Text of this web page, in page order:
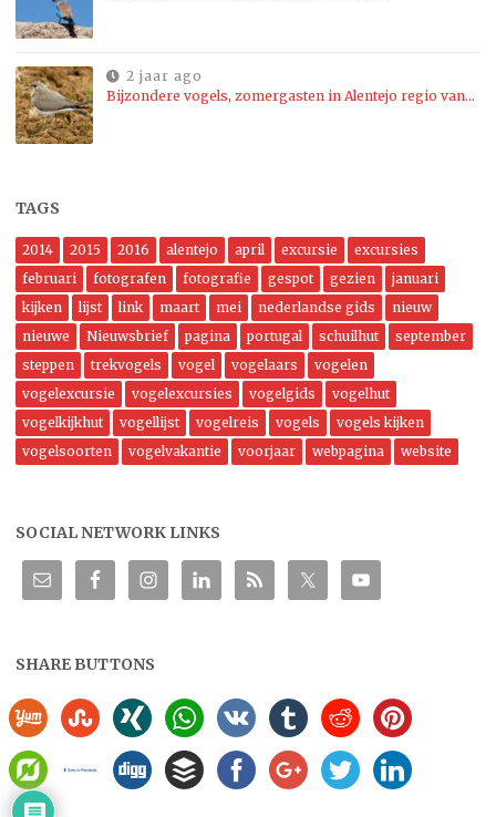
2 jaar ago
Bijzondere vogels, zomergasten in Alentejo regio van…
TAGS
2014 2015 2016 alentejo april excursie
excursies
februari
fotografen fotografie gespot gezien
januari
kijken
lijst link maart mei nederlandse gids
nieuw
nieuwe
Nieuwsbrief pagina portugal schuilhut
september
steppen
trekvogels vogel vogelaars
vogelen
vogelexcursie
vogelexcursies vogelgids
vogelhut
vogelkijkhut
vogellijst vogelreis vogels
vogels kijken
vogelsoorten
vogelvakantie voorjaar webpagina website
SOCIAL NETWORK LINKS
SHARE BUTTONS